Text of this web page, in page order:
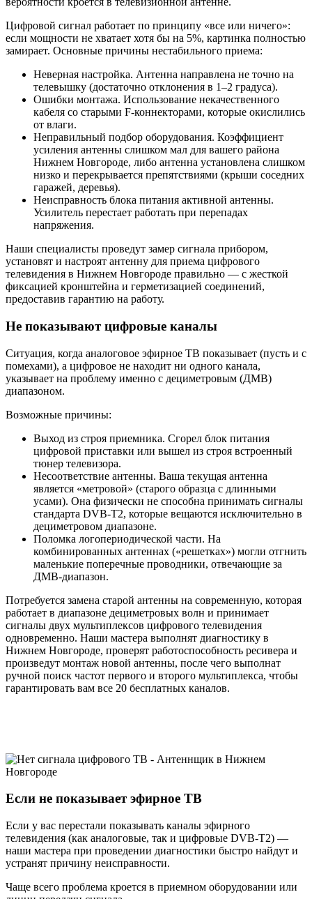
Цифровой сигнал работает по принципу «все или ничего»:
если мощности не хватает хотя бы на 5%, картинка полностью
замирает. Основные причины нестабильного приема:
Неверная настройка. Антенна направлена не точно на
телевышку (достаточно отклонения в 1–2 градуса).
Ошибки монтажа. Использование некачественного
кабеля со старыми F-коннекторами, которые окислились
от влаги.
Неправильный подбор оборудования. Коэффициент
усиления антенны слишком мал для вашего района
Нижнем Новгороде, либо антенна установлена слишком
низко и перекрывается препятствиями (крыши соседних
гаражей, деревья).
Неисправность блока питания активной антенны.
Усилитель перестает работать при перепадах
напряжения.
Наши специалисты проведут замер сигнала прибором,
установят и настроят антенну для приема цифрового
телевидения в Нижнем Новгороде правильно — с жесткой
фиксацией кронштейна и герметизацией соединений,
предоставив гарантию на работу.
Не показывают цифровые каналы
Ситуация, когда аналоговое эфирное ТВ показывает (пусть и с
помехами), а цифровое не находит ни одного канала,
указывает на проблему именно с дециметровым (ДМВ)
диапазоном.
Возможные причины:
Выход из строя приемника. Сгорел блок питания
цифровой приставки или вышел из строя встроенный
тюнер телевизора.
Несоответствие антенны. Ваша текущая антенна
является «метровой» (старого образца с длинными
усами). Она физически не способна принимать сигналы
стандарта DVB-T2, которые вещаются исключительно в
дециметровом диапазоне.
Поломка логопериодической части. На
комбинированных антеннах («решетках») могли отгнить
маленькие поперечные проводники, отвечающие за
ДМВ-диапазон.
Потребуется замена старой антенны на современную, которая
работает в диапазоне дециметровых волн и принимает
сигналы двух мультиплексов цифрового телевидения
одновременно. Наши мастера выполнят диагностику в
Нижнем Новгороде, проверят работоспособность ресивера и
произведут монтаж новой антенны, после чего выполнат
ручной поиск частот первого и второго мультиплекса, чтобы
гарантировать вам все 20 бесплатных каналов.
Если не показывает эфирное ТВ
Если у вас перестали показывать каналы эфирного
телевидения (как аналоговые, так и цифровые DVB-T2) —
наши мастера при проведении диагностики быстро найдут и
устранят причину неисправности.
Чаще всего проблема кроется в приемном оборудовании или